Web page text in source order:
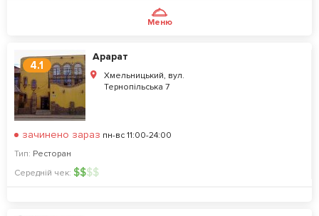
Меню
4.1
Арарат
Хмельницький, вул.
Тернопільська 7
зачинено зараз пн-вс 11:00-24:00
Тип: Ресторан
Середній чек: $$$$